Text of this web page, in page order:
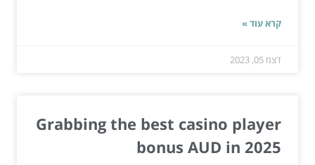
קרא עוד »
דצמ 05, 2023
Grabbing the best casino player
bonus AUD in 2025